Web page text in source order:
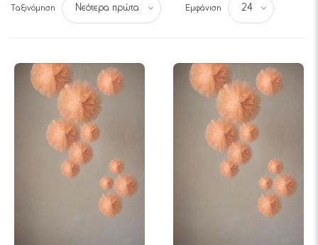
Ταξινόμηση Νεότερα πρώτα Εμφάνιση 24